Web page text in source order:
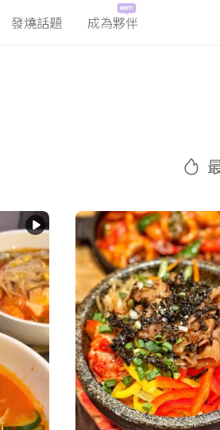
發燒話題 成為夥伴
最熱